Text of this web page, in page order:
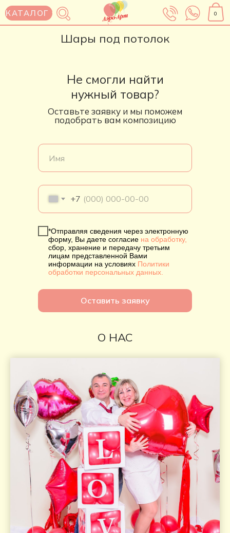
0
КАТАЛОГ
Шары под потолок
+7
*Отправляя сведения через электронную
форму, Вы даете согласие на обработку,
сбор, хранение и передачу третьим
лицам представленной Вами
информации на условиях Политики
обработки персональных данных.
Оставить заявку
Не смогли найти
нужный товар?
Оставьте заявку и мы поможем
подобрать вам композицию
О НАС